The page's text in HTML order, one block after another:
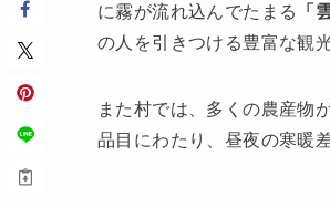
に霧が流れ込んでたまる
「
の人を引きつける豊富な観
また村では、多くの農産物
品目にわたり、昼夜の寒暖